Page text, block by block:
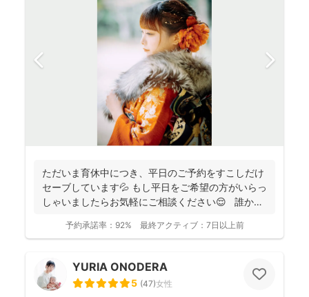
ただいま育休中につき、平日のご予約をすこしだけ
セーブしています💦 もし平日をご希望の方がいらっ
しゃいましたらお気軽にご相談ください😌 誰かに
予約承諾率： 92% 最終アクティブ： 7日以上前
YURIA ONODERA
5 (47)女性